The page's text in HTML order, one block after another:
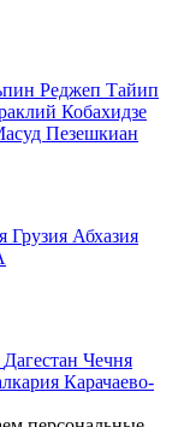
Реджеп Тайип
Кобахидзе
Пезешкиан
Грузия Абхазия
Дагестан Чечня
Карачаево-